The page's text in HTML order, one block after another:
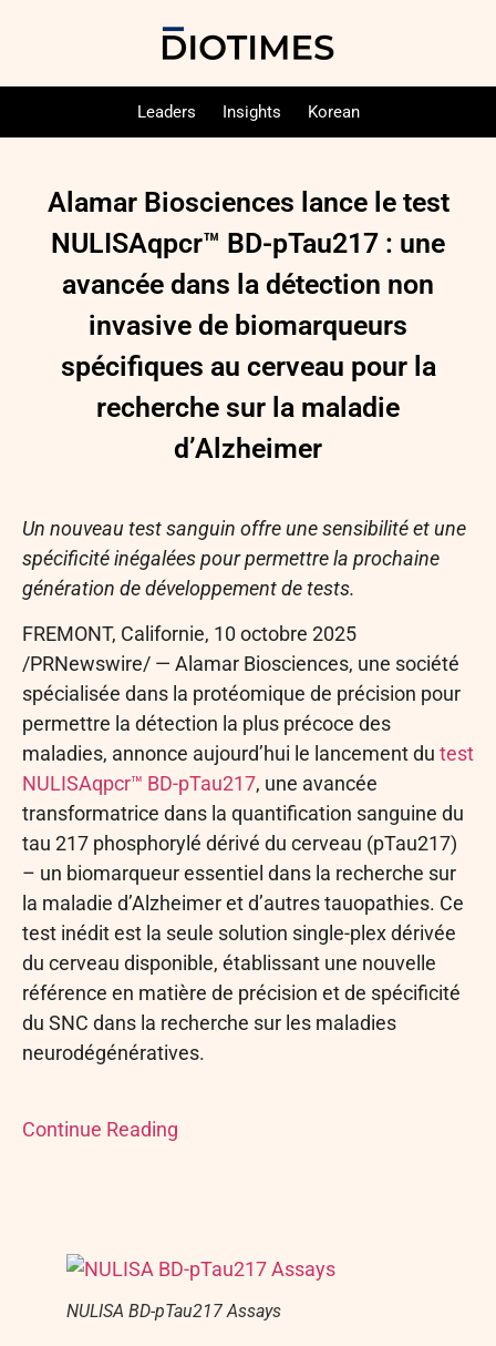
Leaders Insights Korean
Alamar Biosciences lance le test
NULISAqpcr™ BD-pTau217 : une
avancée dans la détection non
invasive de biomarqueurs
spécifiques au cerveau pour la
recherche sur la maladie
d’Alzheimer
Un nouveau test sanguin offre une sensibilité et une
spécificité inégalées pour permettre la prochaine
génération de développement de tests.
FREMONT, Californie, 10 octobre 2025
/PRNewswire/ — Alamar Biosciences, une société
spécialisée dans la protéomique de précision pour
permettre la détection la plus précoce des
maladies, annonce aujourd’hui le lancement du test
NULISAqpcr™ BD-pTau217, une avancée
transformatrice dans la quantification sanguine du
tau 217 phosphorylé dérivé du cerveau (pTau217)
– un biomarqueur essentiel dans la recherche sur
la maladie d’Alzheimer et d’autres tauopathies. Ce
test inédit est la seule solution single-plex dérivée
du cerveau disponible, établissant une nouvelle
référence en matière de précision et de spécificité
du SNC dans la recherche sur les maladies
neurodégénératives.
Continue Reading
NULISA BD-pTau217 Assays